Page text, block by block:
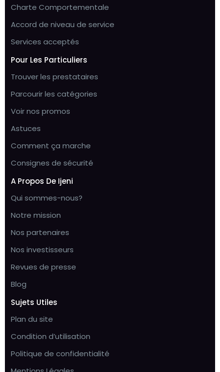
Charte Comportementale
Accord de niveau de service
Services acceptés
Pour Les Particuliers
Trouver les prestataires
Parcourir les catégories
Voir nos promos
Astuces
Comment ça marche
Consignes de sécurité
A Propos De Ijeni
Qui sommes-nous?
Notre mission
Nos partenaires
Nos investisseurs
Revues de presse
Blog
Sujets Utiles
Plan du site
Condition d’utilisation
Politique de confidentialité